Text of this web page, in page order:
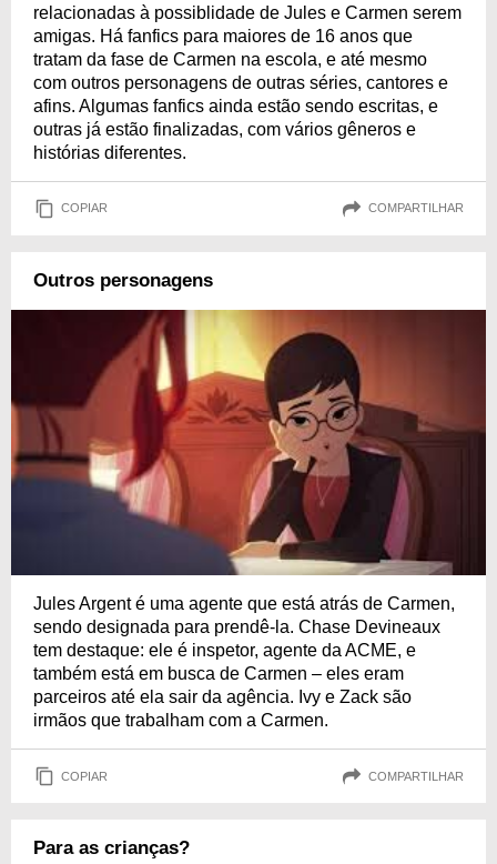
relacionadas à possiblidade de Jules e Carmen serem
amigas. Há fanfics para maiores de 16 anos que
tratam da fase de Carmen na escola, e até mesmo
com outros personagens de outras séries, cantores e
afins. Algumas fanfics ainda estão sendo escritas, e
outras já estão finalizadas, com vários gêneros e
histórias diferentes.
COPIAR COMPARTILHAR
Outros personagens
Jules Argent é uma agente que está atrás de Carmen,
sendo designada para prendê-la. Chase Devineaux
tem destaque: ele é inspetor, agente da ACME, e
também está em busca de Carmen – eles eram
parceiros até ela sair da agência. Ivy e Zack são
irmãos que trabalham com a Carmen.
COPIAR COMPARTILHAR
Para as crianças?